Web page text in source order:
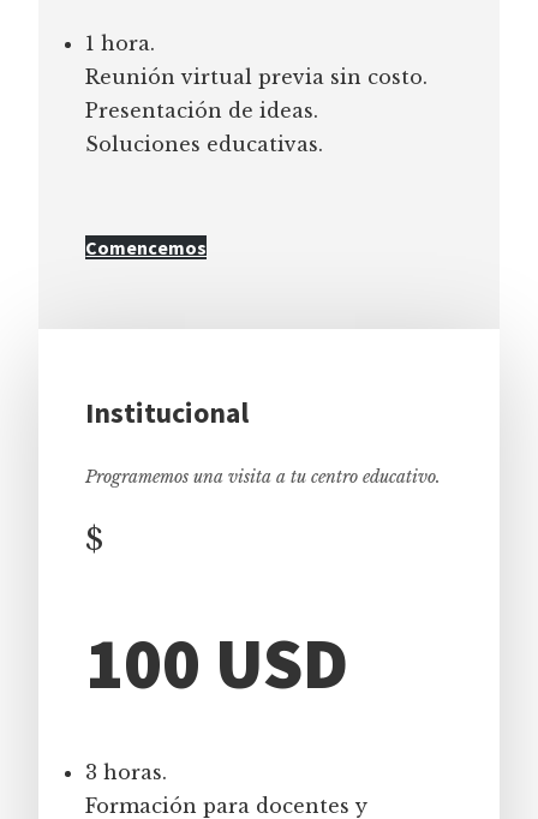
1 hora.
Reunión virtual previa sin costo.
Presentación de ideas.
Soluciones educativas.
Comencemos
Institucional
Programemos una visita a tu centro educativo.
$
100 USD
3 horas.
Formación para docentes y